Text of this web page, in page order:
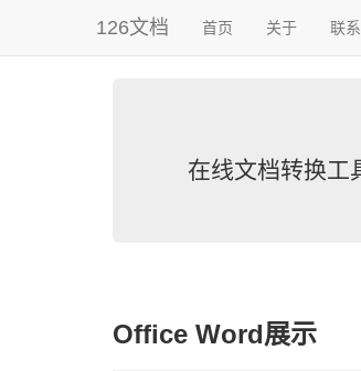
126文档 首页 关于 联
在线文档转换工
Office Word展示